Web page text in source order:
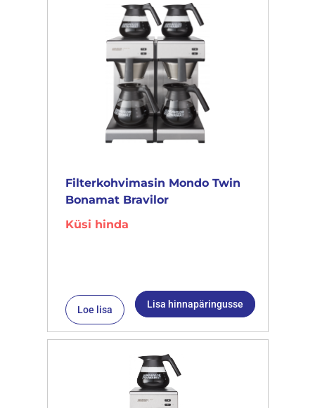
Filterkohvimasin Mondo Twin
Bonamat Bravilor
Küsi hinda
Loe lisa Lisa hinnapäringusse